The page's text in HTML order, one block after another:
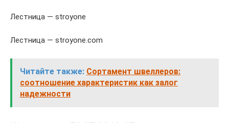
Лестница — stroyone
Лестница — stroyone.com
Читайте также: Сортамент швеллеров:
соотношение характеристик как залог
надежности